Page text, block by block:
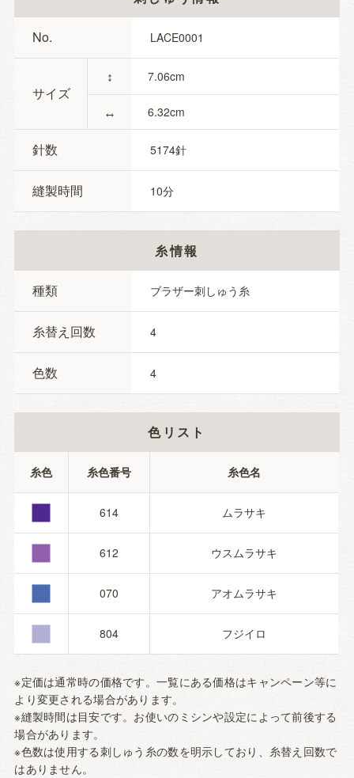
No. LACE0001
サイズ
↕
↔
7.06
6.32
針数 5174
縫製時間 10
糸情報
種類 ブラザー刺しゅう糸
糸替え回数 4
色数 4
色リスト
糸色 糸色番号 糸色名
■ 614 ムラサキ
■ 612 ウスムラサキ
■ 070 アオムラサキ
■ 804 フジイロ
※定価は通常時の価格です。一覧にある価格はキャンペーン等に
より変更される場合があります。
※縫製時間は目安です。お使いのミシンや設定によって前後する
場合があります。
※色数は使用する刺しゅう糸の数を明示しており、糸替え回数で
はありません。